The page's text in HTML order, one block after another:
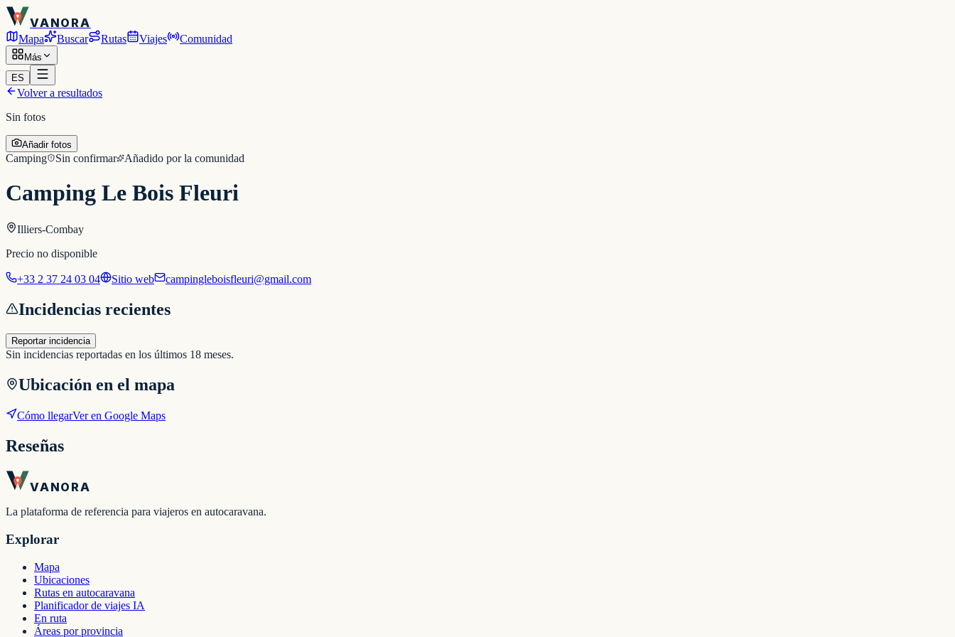
VANORA
Mapa Buscar Rutas Viajes Comunidad
Más
ES
Volver a resultados
Sin fotos
Añadir fotos
Camping Sin confirmar Añadido por la comunidad
Camping Le Bois Fleuri
Illiers-Combay
Precio no disponible
+33 2 37 24 03 04 Sitio web campingleboisfleuri@gmail.com
Incidencias recientes
Reportar incidencia
Sin incidencias reportadas en los últimos 18 meses.
Ubicación en el mapa
Cómo llegarVer en Google Maps
Reseñas
VANORA
La plataforma de referencia para viajeros en autocaravana.
Explorar
Mapa
Ubicaciones
Rutas en autocaravana
Planificador de viajes IA
En ruta
Áreas por provincia